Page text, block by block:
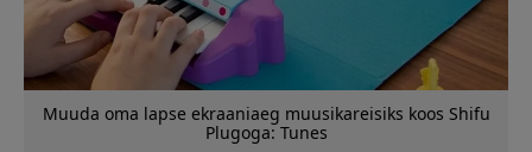
Muuda oma lapse ekraaniaeg muusikareisiks koos Shifu
Plugoga: Tunes